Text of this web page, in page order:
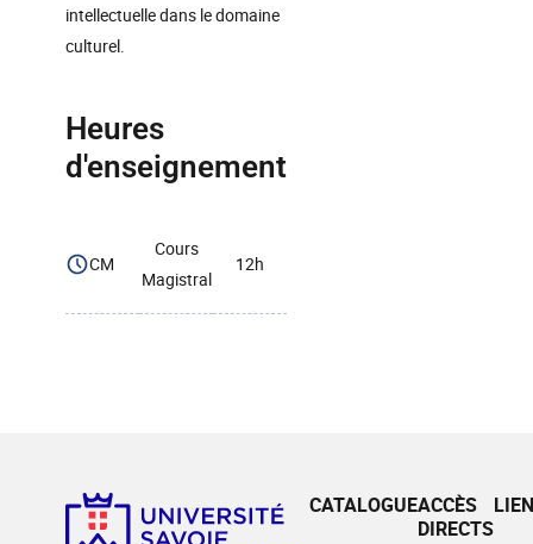
intellectuelle dans le domaine
culturel.
Heures
d'enseignement
CM
Cours
Magistral
12h
CATALOGUEACCÈS
DIRECTS